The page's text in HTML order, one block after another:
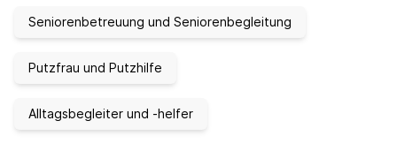
Seniorenbetreuung und Seniorenbegleitung
Putzfrau und Putzhilfe
Alltagsbegleiter und -helfer